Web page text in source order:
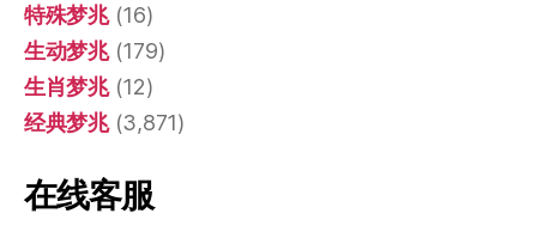
特殊梦兆(16)
生动梦兆(179)
生肖梦兆(12)
经典梦兆(3,871)
在线客服